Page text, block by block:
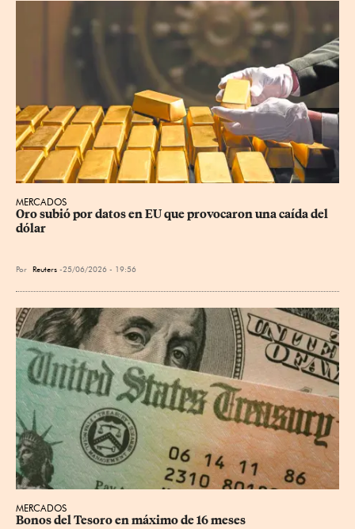
MERCADOS
Oro subió por datos en EU que provocaron una caída del
dólar
Por Reuters 25/06/2026 - 19:56
MERCADOS
Bonos del Tesoro en máximo de 16 meses